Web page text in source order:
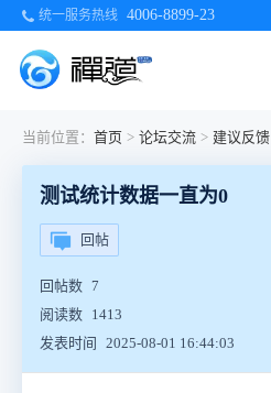
统一服务热线 4006-8899-23
当前位置： 首页 > 论坛交流 > 建议反馈
测试统计数据一直为0
回帖
回帖数 7
阅读数 1413
发表时间
2025-08-01 16:44:03